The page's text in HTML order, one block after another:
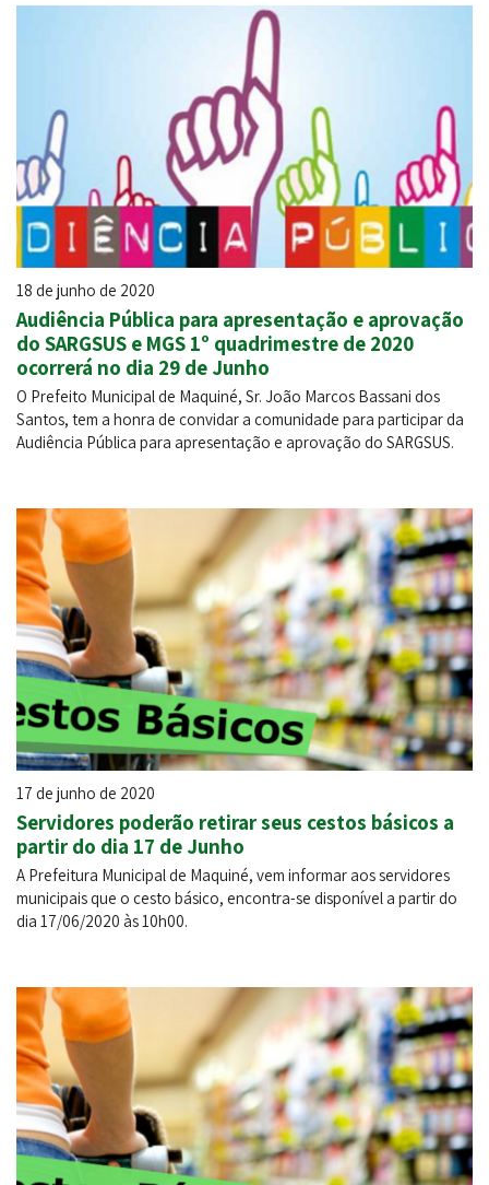
18 de junho de 2020
Audiência Pública para apresentação e aprovação
do SARGSUS e MGS 1º quadrimestre de 2020
ocorrerá no dia 29 de Junho
O Prefeito Municipal de Maquiné, Sr. João Marcos Bassani dos
Santos, tem a honra de convidar a comunidade para participar da
Audiência Pública para apresentação e aprovação do SARGSUS.
17 de junho de 2020
Servidores poderão retirar seus cestos básicos a
partir do dia 17 de Junho
A Prefeitura Municipal de Maquiné, vem informar aos servidores
municipais que o cesto básico, encontra-se disponível a partir do
dia 17/06/2020 às 10h00.